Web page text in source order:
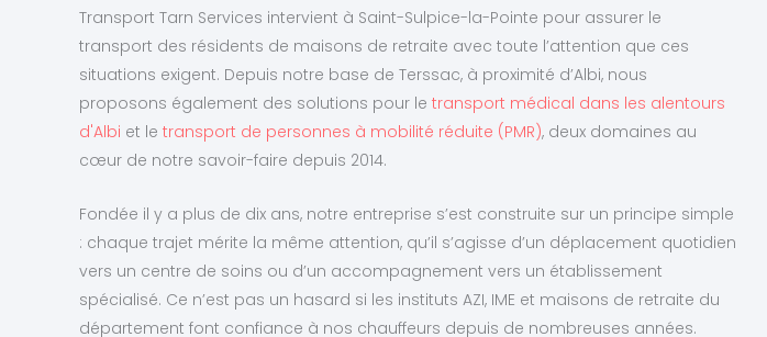
Transport Tarn Services intervient à Saint-Sulpice-la-Pointe pour assurer le
transport des résidents de maisons de retraite avec toute l’attention que ces
situations exigent. Depuis notre base de Terssac, à proximité d’Albi, nous
proposons également des solutions pour le transport médical dans les alentours
d'Albi et le transport de personnes à mobilité réduite (PMR), deux domaines au
cœur de notre savoir-faire depuis 2014.
Fondée il y a plus de dix ans, notre entreprise s’est construite sur un principe simple
: chaque trajet mérite la même attention, qu’il s’agisse d’un déplacement quotidien
vers un centre de soins ou d’un accompagnement vers un établissement
spécialisé. Ce n’est pas un hasard si les instituts AZI, IME et maisons de retraite du
département font confiance à nos chauffeurs depuis de nombreuses années.